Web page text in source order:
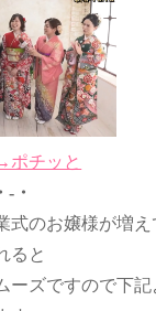
ポチッと
・
式のお嬢様が増え
ると
ーズですので下記